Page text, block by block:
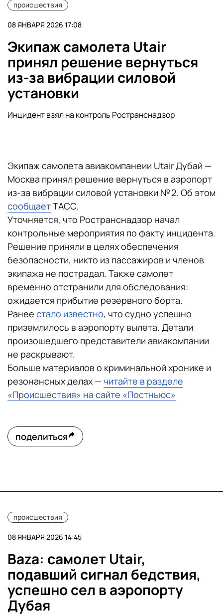
происшествия
08 ЯНВАРЯ 2026 17:08
Экипаж самолета Utair
принял решение вернуться
из-за вибрации силовой
установки
Инцидент взял на контроль Ространснадзор
Экипаж самолета авиакомпанеии Utair Дубай —
Москва принял решение вернуться в аэропорт
из-за вибрации силовой установки № 2. Об этом
сообщаетТАСС.
Уточняется, что Ространснадзор начал
контрольные мероприятия по факту инцидента.
Решение приняли в целях обеспечения
безопасности, никто из пассажиров и членов
экипажа не пострадал. Также самолет
временно отстранили для обследования:
ожидается прибытие резервного борта.
Ранее стало известно, что судно успешно
приземлилось в аэропорту вылета. Детали
произошедшего представители авиакомпании
не раскрывают.
Больше материалов о криминальной хронике и
резонансных делах — читайте в разделе
«Происшествия» на сайте «Постньюс»
поделиться
происшествия
08 ЯНВАРЯ 2026 14:45
Baza: самолет Utair,
подавший сигнал бедствия,
успешно сел в аэропорту
Дубая